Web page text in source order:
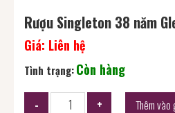
Rượu Singleton 38 năm
Giá: Liên hệ
Tình trạng:Còn hàng
Thêm vào